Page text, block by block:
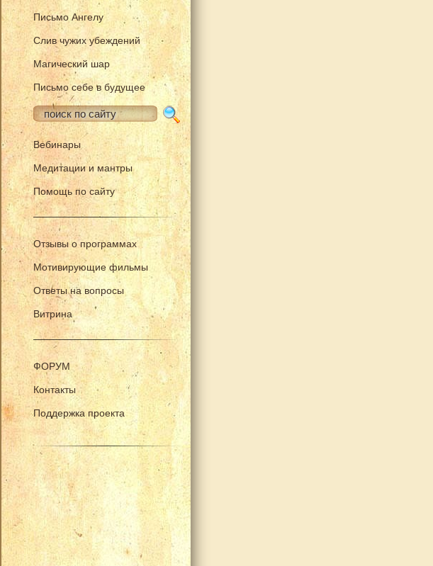
Письмо Ангелу
Слив чужих убеждений
Магический шар
Письмо себе в будущее
Вебинары
Медитации и мантры
Помощь по сайту
Отзывы о программах
Мотивирующие фильмы
Ответы на вопросы
Витрина
ФОРУМ
Контакты
Поддержка проекта